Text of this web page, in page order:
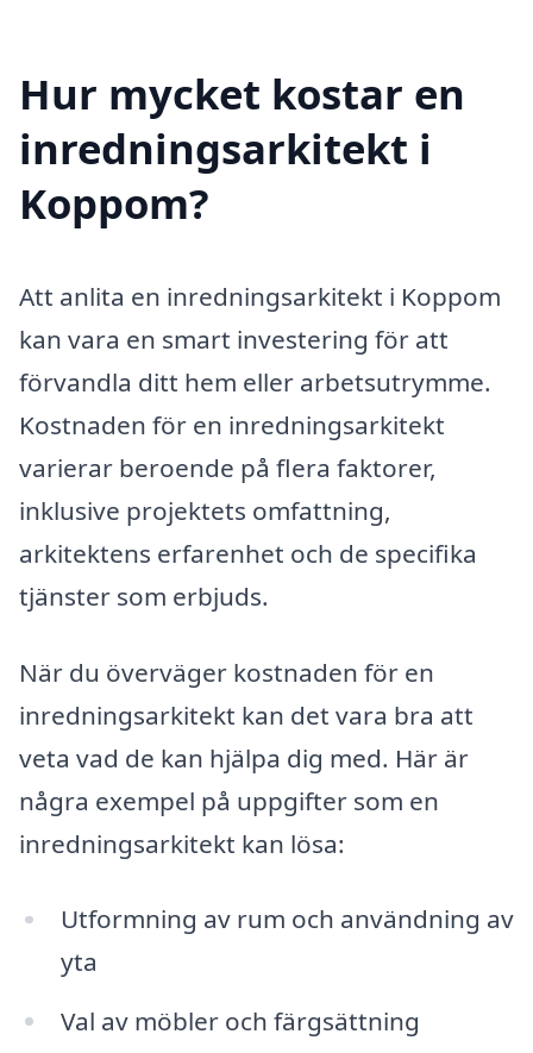
Hur mycket kostar en
inredningsarkitekt i
Koppom?
Att anlita en inredningsarkitekt i Koppom
kan vara en smart investering för att
förvandla ditt hem eller arbetsutrymme.
Kostnaden för en inredningsarkitekt
varierar beroende på flera faktorer,
inklusive projektets omfattning,
arkitektens erfarenhet och de specifika
tjänster som erbjuds.
När du överväger kostnaden för en
inredningsarkitekt kan det vara bra att
veta vad de kan hjälpa dig med. Här är
några exempel på uppgifter som en
inredningsarkitekt kan lösa:
Utformning av rum och användning av
yta
Val av möbler och färgsättning